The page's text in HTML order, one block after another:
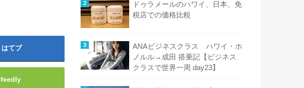
はてブ
feedly
ドゥラメールのハワイ、日本、免
税店での価格比較
ANAビジネスクラス ハワイ・ホ
ノルル→成田 搭乗記【ビジネス
クラスで世界一周 day23】